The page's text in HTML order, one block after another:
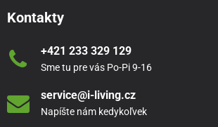
Kontakty
+421 233 329 129
Sme tu pre vás Po-Pi 9-16
service@i-living.cz
Napíšte nám kedykoľvek